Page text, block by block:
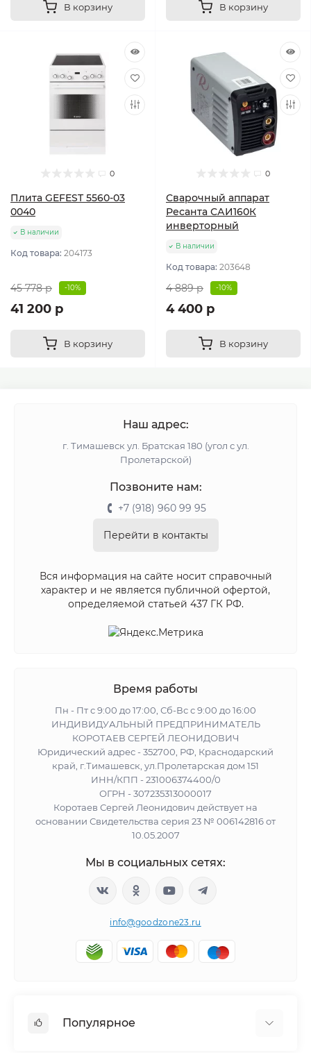
В корзину В корзину
0
Плита GEFEST 5560-03
0040
В наличии
Код товара: 204173
45 778 р -10%
41 200 р
В корзину
0
Сварочный аппарат
Ресанта САИ160К
инверторный
В наличии
Код товара: 203648
4 889 р -10%
4 400 р
В корзину
Наш адрес:
г. Тимашевск ул. Братская 180 (угол с ул.
Пролетарской)
Позвоните нам:
+7 (918) 960 99 95
Перейти в контакты
Вся информация на сайте носит справочный
характер и не является публичной офертой,
определяемой статьей 437 ГК РФ.
Время работы
Пн - Пт с 9:00 до 17:00, Сб-Вс с 9:00 до 16:00
ИНДИВИДУАЛЬНЫЙ ПРЕДПРИНИМАТЕЛЬ
КОРОТАЕВ СЕРГЕЙ ЛЕОНИДОВИЧ
Юридический адрес - 352700, РФ, Краснодарский
край, г.Тимашевск, ул.Пролетарская дом 151
ИНН/КПП - 231006374400/0
ОГРН - 307235313000017
Коротаев Сергей Леонидович действует на
основании Свидетельства серия 23 № 006142816 от
10.05.2007
Мы в социальных сетях:
info@goodzone23.ru
Популярное